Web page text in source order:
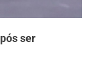
ser